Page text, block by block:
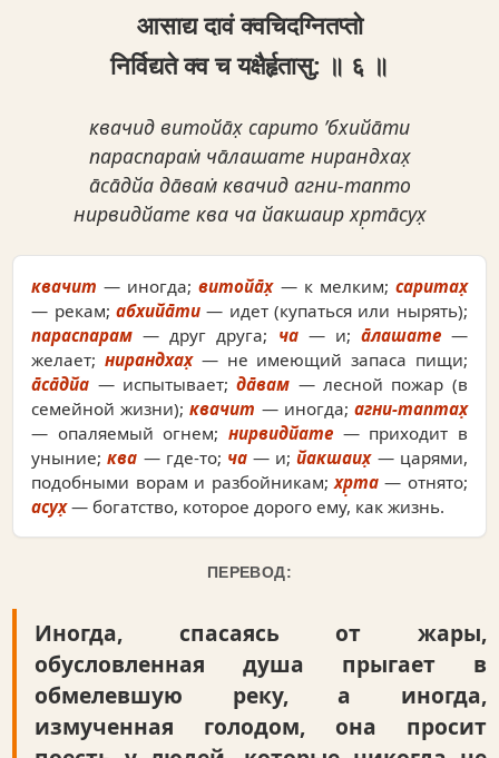
आसाद्य दावं क्‍वचिदग्नितप्तो
निर्विद्यते क्‍व च यक्षैर्हृतासु: ॥ ६ ॥
квачид витойа̄х̣ сарито ’бхийа̄ти
параспарам̇ ча̄лашате нирандхах̣
а̄са̄дйа да̄вам̇ квачид агни-тапто
нирвидйате ква ча йакшаир хр̣та̄сух̣
квачит — иногда;витойа̄х̣— к мелким; саритах̣
— рекам; абхийа̄ти— идет (купаться или нырять);
параспарам — друг друга; ча— и; а̄лашате—
желает; нирандхах̣— не имеющий запаса пищи;
а̄са̄дйа — испытывает;да̄вам — лесной пожар (в
семейной жизни);квачит — иногда; агни-таптах̣
— опаляемый огнем; нирвидйате — приходит в
уныние;ква — где-то; ча— и;йакшаих̣— царями,
подобными ворам и разбойникам;хр̣та— отнято;
асух̣— богатство, которое дорого ему, как жизнь.
ПЕРЕВОД:
Иногда, спасаясь от жары,
обусловленная душа прыгает в
обмелевшую реку, а иногда,
измученная голодом, она просит